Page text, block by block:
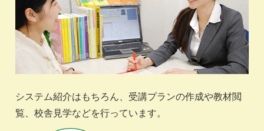
システム紹介はもちろん、受講プランの作成や教材閲
覧、校舎見学などを行っています。